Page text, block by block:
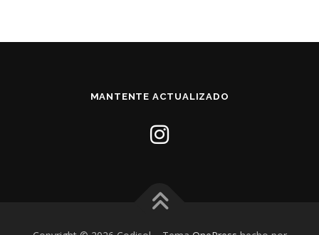
MANTENTE ACTUALIZADO